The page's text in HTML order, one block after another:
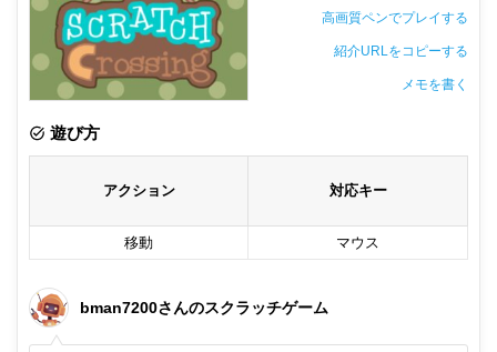
高画質ペンでプレイする
紹介URLをコピーする
メモを書く
遊び方
アクション 対応キー
移動 マウス
bman7200さんのスクラッチゲーム